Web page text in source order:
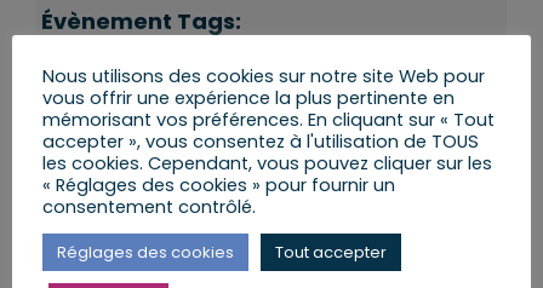
Évènement Tags:
Nous utilisons des cookies sur notre site Web pour
vous offrir une expérience la plus pertinente en
mémorisant vos préférences. En cliquant sur « Tout
accepter », vous consentez à l'utilisation de TOUS
les cookies. Cependant, vous pouvez cliquer sur les
« Réglages des cookies » pour fournir un
consentement contrôlé.
Réglages des cookies Tout accepter